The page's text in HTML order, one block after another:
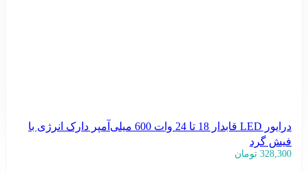
درایور LED قابدار 18 تا 24 وات 600 میلی‌آمپر دارک انرژی با
فیش گرد
328,300 تومان